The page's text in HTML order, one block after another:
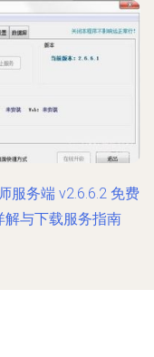
服务端 v2.6.6.2 免费
解与下载服务指南